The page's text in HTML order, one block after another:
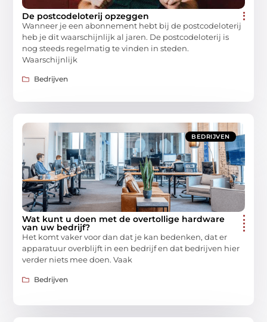
De postcodeloterij opzeggen
Wanneer je een abonnement hebt bij de postcodeloterij
heb je dit waarschijnlijk al jaren. De postcodeloterij is
nog steeds regelmatig te vinden in steden.
Waarschijnlijk
Bedrijven
BEDRIJVEN
Wat kunt u doen met de overtollige hardware
van uw bedrijf?
Het komt vaker voor dan dat je kan bedenken, dat er
apparatuur overblijft in een bedrijf en dat bedrijven hier
verder niets mee doen. Vaak
Bedrijven